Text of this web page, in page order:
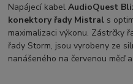
Napájecí kabelAudioQuest
konektory řady Mistral s
maximalizaci výkonu. Zástrčky
řady Storm, jsou vyrobeny ze
nanášeného na červenou měď